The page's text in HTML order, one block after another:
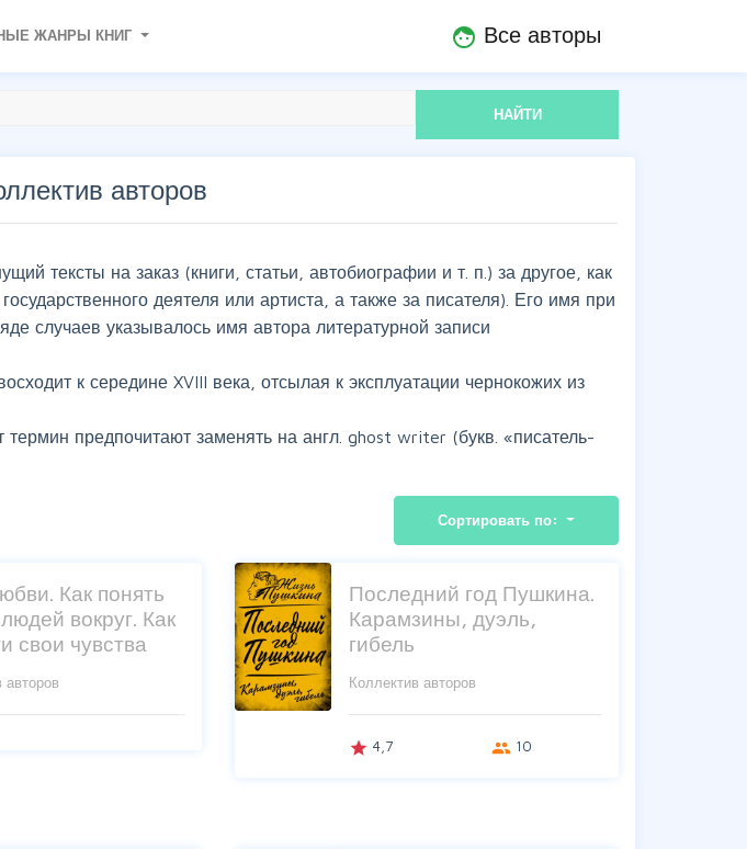
ЖАНРЫ КНИГ face Все авторы
НАЙТИ
авторов
тексты на заказ (книги, статьи, автобиографии и т. п.) за другое, как
деятеля или артиста, а также за писателя). Его имя при
случаев указывалось имя автора литературной записи
к середине XVIII века, отсылая к эксплуатации чернокожих из
предпочитают заменять на англ. ghost writer (букв. «писатель-
Сортировать по:
Как понять
вокруг. Как
свои чувства
авторов
Последний год Пушкина.
Карамзины, дуэль,
гибель
Коллектив авторов
grade 4,7 group 10